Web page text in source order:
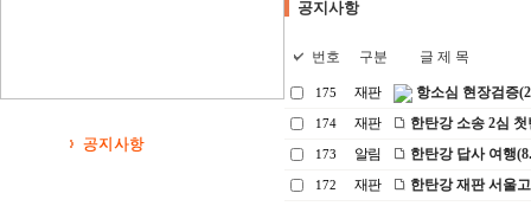
공지사항
번호 구분 글 제 목
175 재판 항소심 현장검증
174 재판 한탄강 소송 2심 첫
173 알림 한탄강 답사 여행
172 재판 한탄강 재판 서울